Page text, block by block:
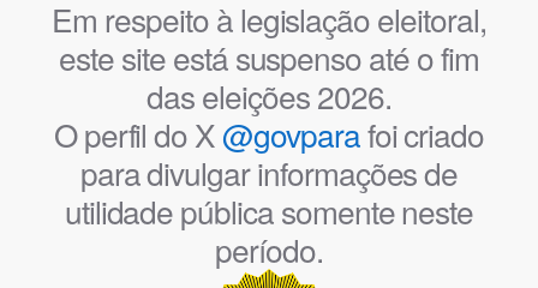
Em respeito à legislação eleitoral,
este site está suspenso até o fim
das eleições 2026.
O perfil do X@govparafoi criado
para divulgar informações de
utilidade pública somente neste
período.